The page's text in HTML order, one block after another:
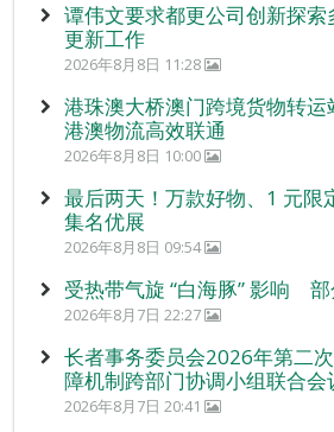
谭伟文要求都更公司创新探
更新工作
2026年8月8日 11:28
港珠澳大桥澳门跨境货物转运
港澳物流高效联通
2026年8月8日 10:00
最后两天！万款好物、1 元限
集名优展
2026年8月8日 09:54
受热带气旋 “白海豚” 影响
2026年8月7日 22:27
长者事务委员会2026年第二
障机制跨部门协调小组联合会
2026年8月7日 20:41